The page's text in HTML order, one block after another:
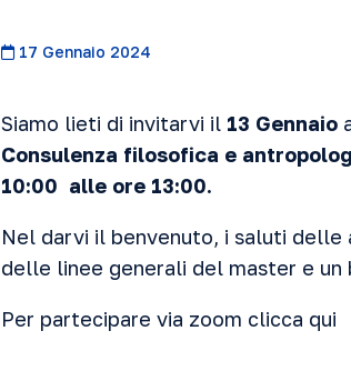
17 Gennaio 2024
Siamo lieti di invitarvi il 13 Gennaio
Consulenza filosofica e
10:00 alle ore 13:00.
Nel darvi il benvenuto, i saluti delle
delle linee generali del master e
Per partecipare via zoom clicca qui